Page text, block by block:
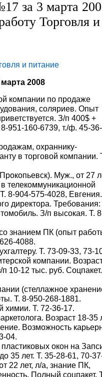
за 3 марта
Торговля и
и питание
2008
компании по продаже
соляриев. Опыт
З/п 400$ +
951-160-6739, т./ф. 45-
охраннику-
в торговой компании.
Муж., от 27
телекоммуникационной
8-904-575-4028, Евгения.
директора. Требования:
З/п высокая. Т.
знанием ПК (опыт
4088.
Т. 73-09-33, 73-
компании.
10-12 тыс. руб.
(стеллажное
Т. 8-950-268-1881.
химии. Т. 72-36-17.
Возраст 18-35
Возможность
04.
окон на
35 лет. Т. 35-28-61, 70-
22 лет, л/а, знание ПК,
Полный соцпакет.